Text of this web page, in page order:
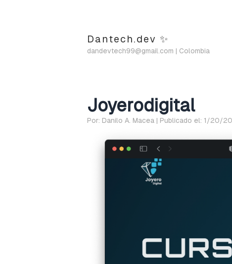
Dantech.dev ✨
dandevtech99@gmail.com | Colombia
Joyerodigital
Por: Danilo A. Macea | Publicado el: 1/20/